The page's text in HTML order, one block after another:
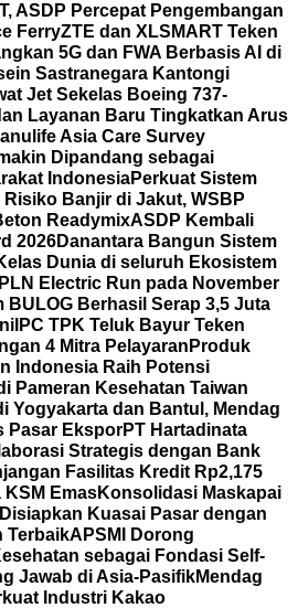
ASDP Percepat Pengembangan
FerryZTE dan XLSMART Teken
5G dan FWA Berbasis AI di
Sastranegara Kantongi
Jet Sekelas Boeing 737-
Layanan Baru Tingkatkan Arus
Asia Care Survey
Dipandang sebagai
IndonesiaPerkuat Sistem
Banjir di Jakut, WSBP
ReadymixASDP Kembali
2026Danantara Bangun Sistem
Dunia di seluruh Ekosistem
Electric Run pada November
BULOG Berhasil Serap 3,5 Juta
IPC TPK Teluk Bayur Teken
4 Mitra Pelayaran Produk
Indonesia Raih Potensi
Pameran Kesehatan Taiwan
Yogyakarta dan Bantul, Mendag
Pasar EksporPT Hartadinata
Strategis dengan Bank
Fasilitas Kredit Rp2,175
EmasKonsolidasi Maskapai
Kuasai Pasar dengan
TerbaikAPSMI Dorong
sebagai Fondasi Self-
Jawab di Asia-PasifikMendag
Industri Kakao